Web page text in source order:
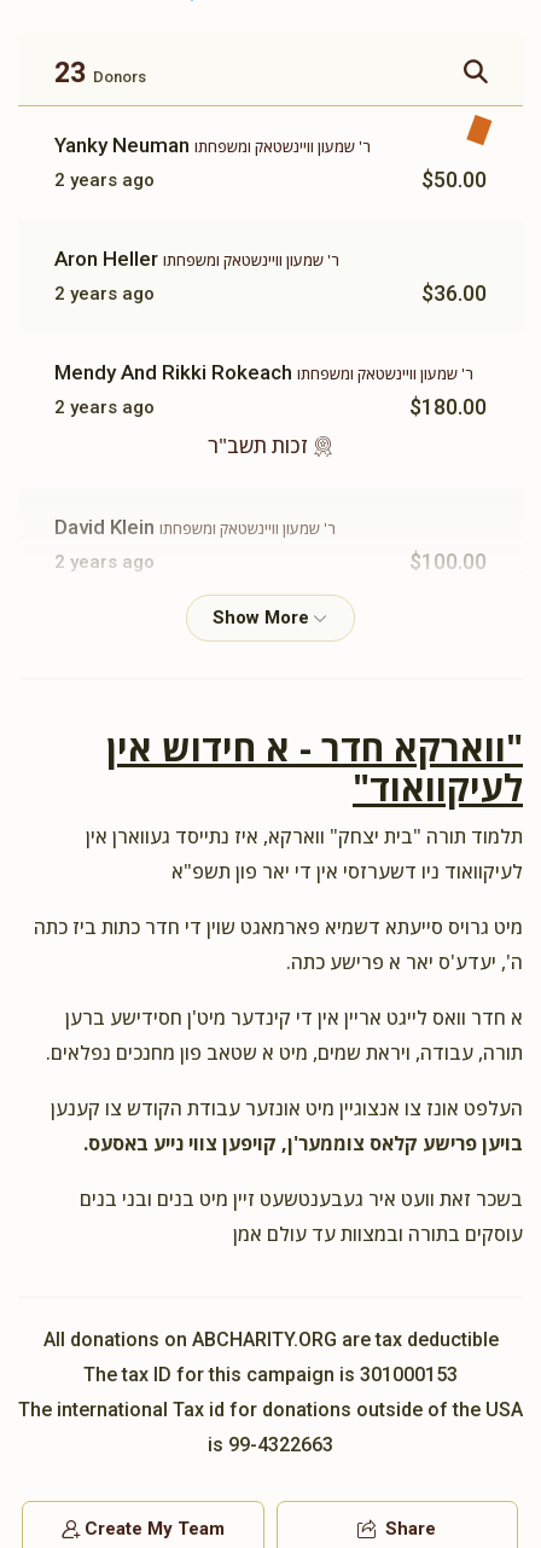
$180.00
23 Donors
Yanky Neuman ר' שמעון וויינשטאק ומשפחתו
2 years ago
$50.00
Aron Heller ר' שמעון וויינשטאק ומשפחתו
2 years ago
$36.00
Mendy And Rikki Rokeach ר' שמעון וויינשטאק ומשפחתו
2 years ago
$180.00
זכות תשב"ר
David Klein ר' שמעון וויינשטאק ומשפחתו
2 years ago
$100.00
תומך תורה
2 years ago
$54.00
Joseph Kishר' שמעון וויינשטאק ומשפחתו
2 years ago
$101.00
"ווארקא חדר - א חידוש אין
לעיקוואוד"
תלמוד תורה "בית יצחק" ווארקא, איז נתייסד געווארן אין
לעיקוואוד ניו דשערזסי אין די יאר פון תשפ"א
מיט גרויס סייעתא דשמיא פארמאגט שוין די חדר כתות ביז כתה
ה', יעדע'ס יאר א פרישע כתה.
א חדר וואס לייגט אריין אין די קינדער מיט'ן חסידישע ברען
תורה, עבודה, ויראת שמים, מיט א שטאב פון מחנכים נפלאים.
העלפט אונז צו אנצוגיין מיט אונזער עבודת הקודש צו קענען
בויען פרישע קלאס צוממער'ן, קויפען צווי נייע באסעס.
בשכר זאת וועט איר געבענטשעט זיין מיט בנים ובני בנים
עוסקים בתורה ובמצוות עד עולם אמן
All donations on ABCHARITY.ORG are tax deductible
The tax ID for this campaign is 301000153
The international Tax id for donations outside of the USA
is 99-4322663
Create My Team Share